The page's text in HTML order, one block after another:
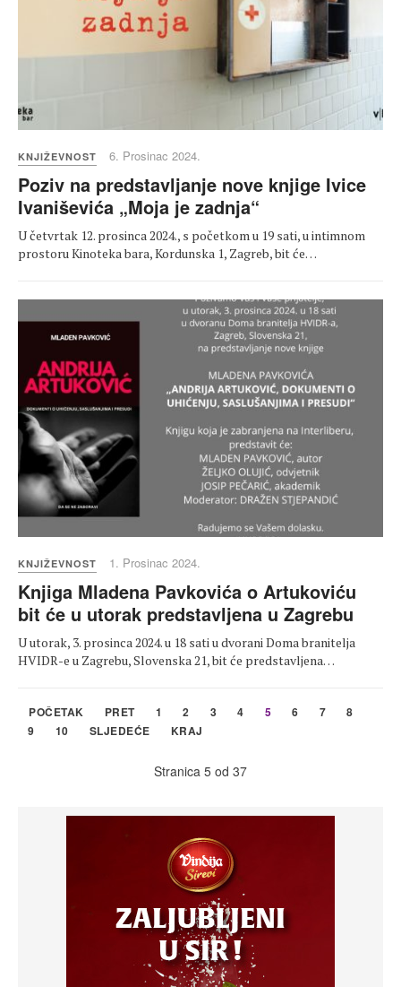
KNJIŽEVNOST 6. Prosinac 2024.
Poziv na predstavljanje nove knjige Ivice
Ivaniševića „Moja je zadnja“
U četvrtak 12. prosinca 2024., s početkom u 19 sati, u intimnom
prostoru Kinoteka bara, Kordunska 1, Zagreb, bit će…
KNJIŽEVNOST 1. Prosinac 2024.
Knjiga Mladena Pavkovića o Artukoviću
bit će u utorak predstavljena u Zagrebu
U utorak, 3. prosinca 2024. u 18 sati u dvorani Doma branitelja
HVIDR-e u Zagrebu, Slovenska 21, bit će predstavljena…
POČETAK PRET 1 2 3 4 5 6 7
8
9
10 SLJEDEĆE KRAJ
Stranica 5 od 37